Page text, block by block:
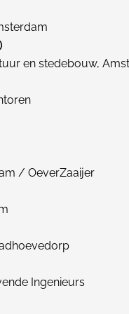
en stedebouw,
/ OeverZaaijer
Ingenieurs